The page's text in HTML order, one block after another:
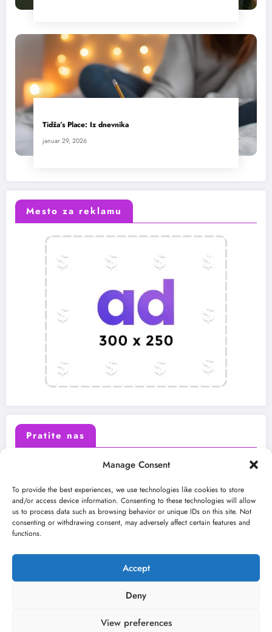
Manage Consent
To provide the best experiences, we use technologies like cookies to store
and/or access device information. Consenting to these technologies will allow
us to process data such as browsing behavior or unique IDs on this site. Not
consenting or withdrawing consent, may adversely affect certain features and
functions.
Accept
Deny
View preferences
Tidža’s Place: Iz dnevnika
januar 29, 2026
Mesto za reklamu
Pratite nas
Instagram Youtube
O nama Uslovi Kontakt